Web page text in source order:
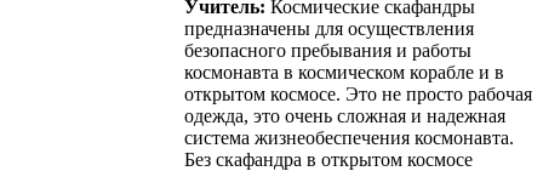
Учитель: Космические скафандры
предназначены для осуществления
безопасного пребывания и работы
космонавта в космическом корабле и в
открытом космосе. Это не просто рабочая
одежда, это очень сложная и надежная
система жизнеобеспечения космонавта.
Без скафандра в открытом космосе